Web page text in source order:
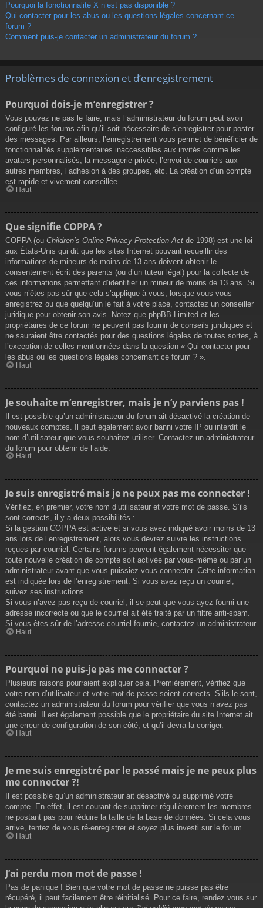
Pourquoi la fonctionnalité X n’est pas disponible ?
Qui contacter pour les abus ou les questions légales concernant ce
forum ?
Comment puis-je contacter un administrateur du forum ?
Problèmes de connexion et d’enregistrement
Pourquoi dois-je m’enregistrer ?
Vous pouvez ne pas le faire, mais l’administrateur du forum peut avoir
configuré les forums afin qu’il soit nécessaire de s’enregistrer pour poster
des messages. Par ailleurs, l’enregistrement vous permet de bénéficier de
fonctionnalités supplémentaires inaccessibles aux invités comme les
avatars personnalisés, la messagerie privée, l’envoi de courriels aux
autres membres, l’adhésion à des groupes, etc. La création d’un compte
est rapide et vivement conseillée.
Haut
Que signifie COPPA ?
COPPA (ou Children’s Online Privacy Protection Act de 1998) est une loi
aux États-Unis qui dit que les sites Internet pouvant recueillir des
informations de mineurs de moins de 13 ans doivent obtenir le
consentement écrit des parents (ou d’un tuteur légal) pour la collecte de
ces informations permettant d’identifier un mineur de moins de 13 ans. Si
vous n’êtes pas sûr que cela s’applique à vous, lorsque vous vous
enregistrez ou que quelqu’un le fait à votre place, contactez un conseiller
juridique pour obtenir son avis. Notez que phpBB Limited et les
propriétaires de ce forum ne peuvent pas fournir de conseils juridiques et
ne sauraient être contactés pour des questions légales de toutes sortes, à
l’exception de celles mentionnées dans la question « Qui contacter pour
les abus ou les questions légales concernant ce forum ? ».
Haut
Je souhaite m’enregistrer, mais je n’y parviens pas !
Il est possible qu’un administrateur du forum ait désactivé la création de
nouveaux comptes. Il peut également avoir banni votre IP ou interdit le
nom d’utilisateur que vous souhaitez utiliser. Contactez un administrateur
du forum pour obtenir de l’aide.
Haut
Je suis enregistré mais je ne peux pas me connecter !
Vérifiez, en premier, votre nom d’utilisateur et votre mot de passe. S’ils
sont corrects, il y a deux possibilités :
Si la gestion COPPA est active et si vous avez indiqué avoir moins de 13
ans lors de l’enregistrement, alors vous devrez suivre les instructions
reçues par courriel. Certains forums peuvent également nécessiter que
toute nouvelle création de compte soit activée par vous-même ou par un
administrateur avant que vous puissiez vous connecter. Cette information
est indiquée lors de l’enregistrement. Si vous avez reçu un courriel,
suivez ses instructions.
Si vous n’avez pas reçu de courriel, il se peut que vous ayez fourni une
adresse incorrecte ou que le courriel ait été traité par un filtre anti-spam.
Si vous êtes sûr de l’adresse courriel fournie, contactez un administrateur.
Haut
Pourquoi ne puis-je pas me connecter ?
Plusieurs raisons pourraient expliquer cela. Premièrement, vérifiez que
votre nom d’utilisateur et votre mot de passe soient corrects. S’ils le sont,
contactez un administrateur du forum pour vérifier que vous n’avez pas
été banni. Il est également possible que le propriétaire du site Internet ait
une erreur de configuration de son côté, et qu’il devra la corriger.
Haut
Je me suis enregistré par le passé mais je ne peux plus
me connecter ?!
Il est possible qu’un administrateur ait désactivé ou supprimé votre
compte. En effet, il est courant de supprimer régulièrement les membres
ne postant pas pour réduire la taille de la base de données. Si cela vous
arrive, tentez de vous ré-enregistrer et soyez plus investi sur le forum.
Haut
J’ai perdu mon mot de passe !
Pas de panique ! Bien que votre mot de passe ne puisse pas être
récupéré, il peut facilement être réinitialisé. Pour ce faire, rendez vous sur